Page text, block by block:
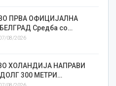
ПРВА ОФИЦИЈАЛНА
Средба со…
08/2026
ХОЛАНДИЈА НАПРАВИ
300 МЕТРИ…